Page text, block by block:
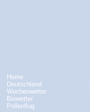
Home
Deutschland
Wochenwetter
Biowetter
Pollenflug